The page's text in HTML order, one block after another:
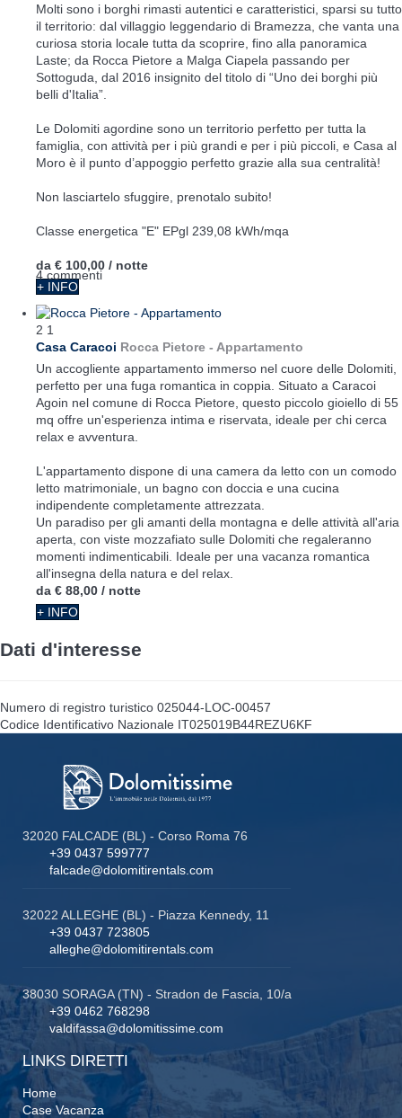
Molti sono i borghi rimasti autentici e caratteristici, sparsi su tutto
il territorio: dal villaggio leggendario di Bramezza, che vanta una
curiosa storia locale tutta da scoprire, fino alla panoramica
Laste; da Rocca Pietore a Malga Ciapela passando per
Sottoguda, dal 2016 insignito del titolo di “Uno dei borghi più
belli d'Italia”.
Le Dolomiti agordine sono un territorio perfetto per tutta la
famiglia, con attività per i più grandi e per i più piccoli, e Casa al
Moro è il punto d’appoggio perfetto grazie alla sua centralità!
Non lasciartelo sfuggire, prenotalo subito!
Classe energetica "E" EPgl 239,08 kWh/mqa
4 commenti
da € 100,00 / notte
+ INFO
2 1
Casa Caracoi Rocca Pietore - Appartamento
Un accogliente appartamento immerso nel cuore delle Dolomiti,
perfetto per una fuga romantica in coppia. Situato a Caracoi
Agoin nel comune di Rocca Pietore, questo piccolo gioiello di 55
mq offre un'esperienza intima e riservata, ideale per chi cerca
relax e avventura.
L'appartamento dispone di una camera da letto con un comodo
letto matrimoniale, un bagno con doccia e una cucina
indipendente completamente attrezzata.
Un paradiso per gli amanti della montagna e delle attività all'aria
aperta, con viste mozzafiato sulle Dolomiti che regaleranno
momenti indimenticabili. Ideale per una vacanza romantica
all'insegna della natura e del relax.
da € 88,00 / notte
+ INFO
Dati d'interesse
Numero di registro turistico 025044-LOC-00457
Codice Identificativo Nazionale IT025019B44REZU6KF
32020 FALCADE (BL) - Corso Roma 76
+39 0437 599777
falcade@dolomitirentals.com
32022 ALLEGHE (BL) - Piazza Kennedy, 11
+39 0437 723805
alleghe@dolomitirentals.com
38030 SORAGA (TN) - Stradon de Fascia, 10/a
+39 0462 768298
valdifassa@dolomitissime.com
LINKS DIRETTI
Home
Case Vacanza